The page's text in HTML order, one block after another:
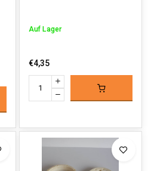
Auf Lager
€4,35